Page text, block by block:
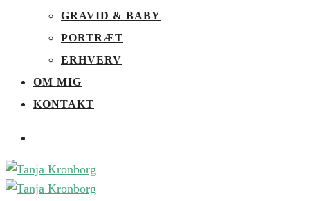
GRAVID & BABY
PORTRÆT
ERHVERV
OM MIG
KONTAKT